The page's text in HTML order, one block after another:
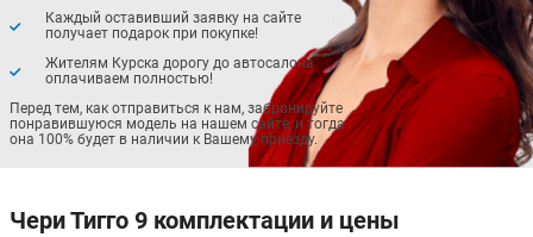
Каждый оставивший заявку на сайте
получает подарок при покупке!
Жителям Курска дорогу до автосалона
оплачиваем полностью!
Перед тем, как отправиться к нам, забронируйте
понравившуюся модель на нашем сайте, и тогда
она 100% будет в наличии к Вашему приезду.
Чери Тигго 9 комплектации и цены